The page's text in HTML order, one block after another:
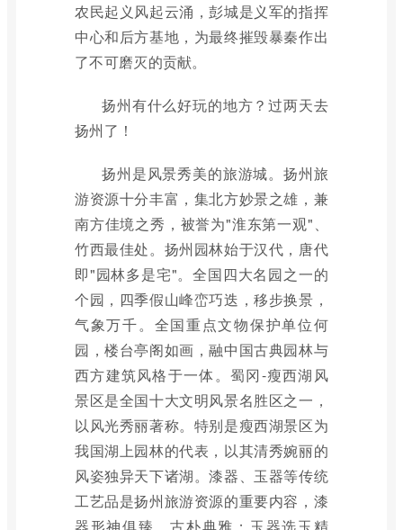
农民起义风起云涌，彭城是义军的指挥
中心和后方基地，为最终摧毁暴秦作出
了不可磨灭的贡献。
扬州有什么好玩的地方？过两天去
扬州了！
扬州是风景秀美的旅游城。扬州旅
游资源十分丰富，集北方妙景之雄，兼
南方佳境之秀，被誉为"淮东第一观"、
竹西最佳处。扬州园林始于汉代，唐代
即"园林多是宅"。全国四大名园之一的
个园，四季假山峰峦巧迭，移步换景，
气象万千。全国重点文物保护单位何
园，楼台亭阁如画，融中国古典园林与
西方建筑风格于一体。蜀冈-瘦西湖风
景区是全国十大文明风景名胜区之一，
以风光秀丽著称。特别是瘦西湖景区为
我国湖上园林的代表，以其清秀婉丽的
风姿独异天下诸湖。漆器、玉器等传统
工艺品是扬州旅游资源的重要内容，漆